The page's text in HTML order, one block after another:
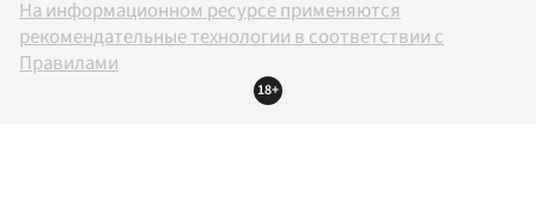
На информационном ресурсе применяются
рекомендательные технологии в соответствии с
Правилами
18+